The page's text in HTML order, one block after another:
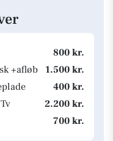
800 kr.
+afløb
1.500 kr.
400 kr.
2.200 kr.
700 kr.